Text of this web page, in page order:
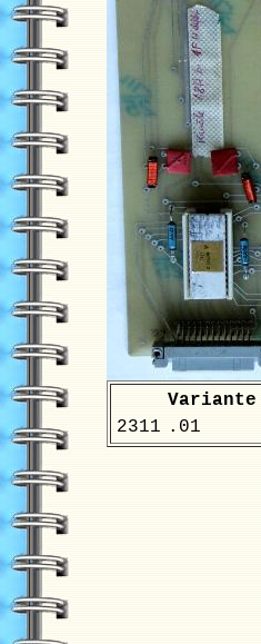
Variante
2311 .01